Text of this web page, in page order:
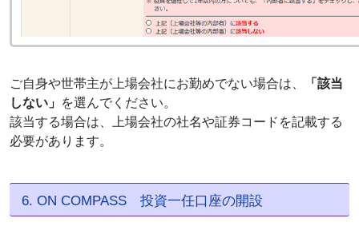
ご自身や世帯主が上場会社にお勤めでない場合は、
「該当
しない」 を選んでください。
該当する場合は、上場会社の社名や証券コードを記載する
必要があります。
6. ON COMPASS 投資一任口座の開設